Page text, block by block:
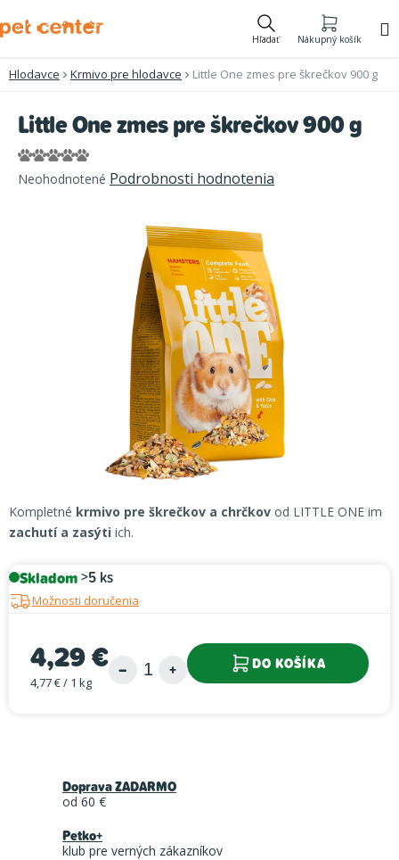
na
Hľadať Nákupný košík
Hlodavce Krmivo pre hlodavce Little One zmes pre škrečkov 900 g
Kompletné krmivo pre škrečkov a chrčkov od LITTLE ONE im
zachutí a zasýti ich.
Skladom>5 ks
Možnosti doručenia
4,29 €
Jednotková cena:
4,77 € / 1 kg
DO KOŠÍKA
Little One zmes pre škrečkov 900 g
Priemerné
hodnotenie
Neohodnotené Podrobnosti hodnotenia
Doprava ZADARMO
od 60 €
Petko+
klub pre verných zákazníkov